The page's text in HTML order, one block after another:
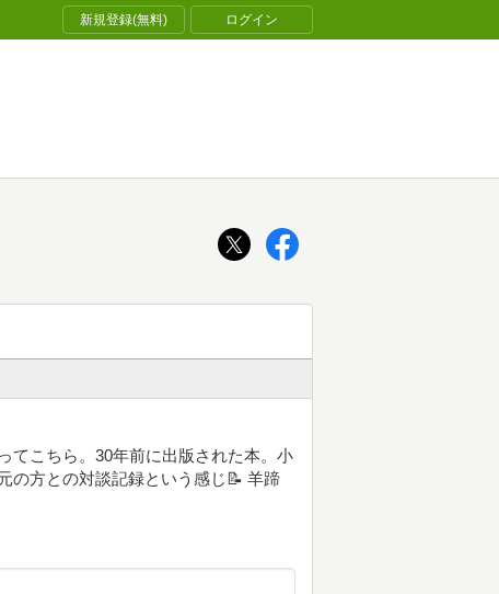
新規登録(無料) ログイン
てこちら。30年前に出版された本。小
の方との対談記録という感じ📝 羊蹄